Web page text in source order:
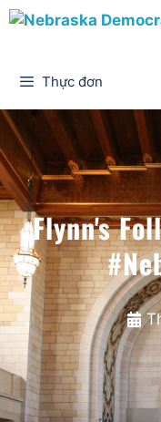
Thực đơn
Flynn's